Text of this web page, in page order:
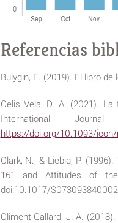
Referencias
Bulygin, E. (2019). El libro
Celis Vela, D. A. (2021).
International
https://doi.org/10.1093/
Clark, N., & Liebig, P.
161 and Attitudes of
doi:10.1017/
Climent Gallard, J. A.